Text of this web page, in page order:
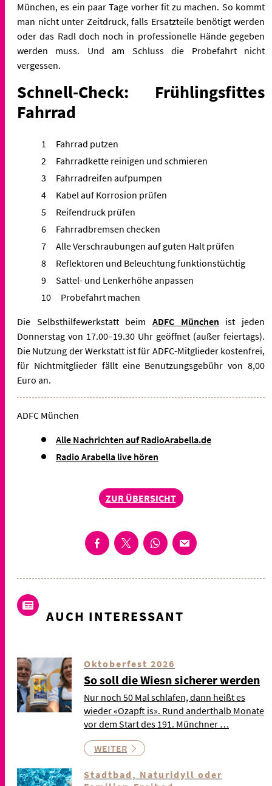
München, es ein paar Tage vorher fit zu machen. So kommt
man nicht unter Zeitdruck, falls Ersatzteile benötigt werden
oder das Radl doch noch in professionelle Hände gegeben
werden muss. Und am Schluss die Probefahrt nicht
vergessen.
Schnell-Check: Frühlingsfittes
Fahrrad
Fahrrad putzen
Fahrradkette reinigen und schmieren
Fahrradreifen aufpumpen
Kabel auf Korrosion prüfen
Reifendruck prüfen
Fahrradbremsen checken
Alle Verschraubungen auf guten Halt prüfen
Reflektoren und Beleuchtung funktionstüchtig
Sattel- und Lenkerhöhe anpassen
Probefahrt machen
Die Selbsthilfewerkstatt beim ADFC München ist jeden
Donnerstag von 17.00–19.30 Uhr geöffnet (außer feiertags).
Die Nutzung der Werkstatt ist für ADFC-Mitglieder kostenfrei,
für Nichtmitglieder fällt eine Benutzungsgebühr von 8,00
Euro an.
ADFC München
Alle Nachrichten auf RadioArabella.de
Radio Arabella live hören
ZUR ÜBERSICHT
AUCH INTERESSANT
Oktoberfest 2026
So soll die Wiesn sicherer werden
Nur noch 50 Mal schlafen, dann heißt es
wieder «Ozapft is». Rund anderthalb Monate
vor dem Start des 191. Münchner …
WEITER
Stadtbad, Naturidyll oder